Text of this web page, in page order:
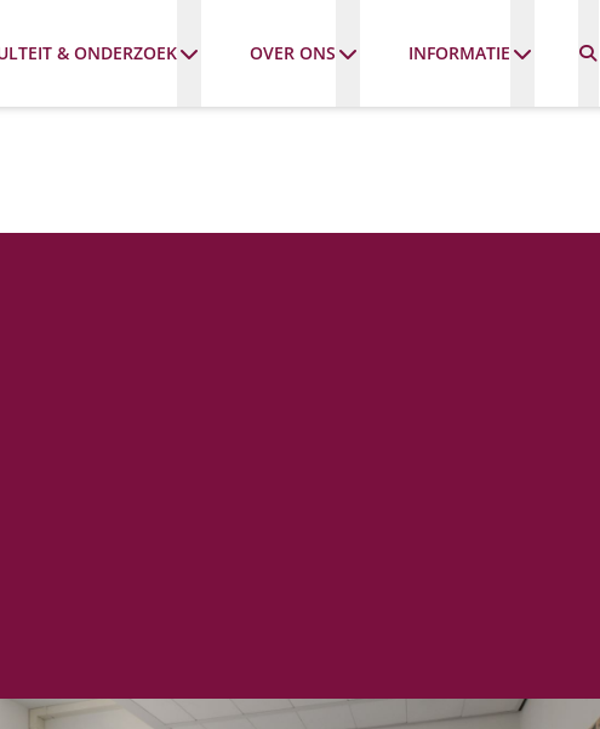
& ONDERZOEK OVER ONS INFORMATIE